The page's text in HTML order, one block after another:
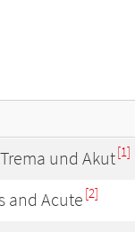
und Akut[1]
and Acute [2]